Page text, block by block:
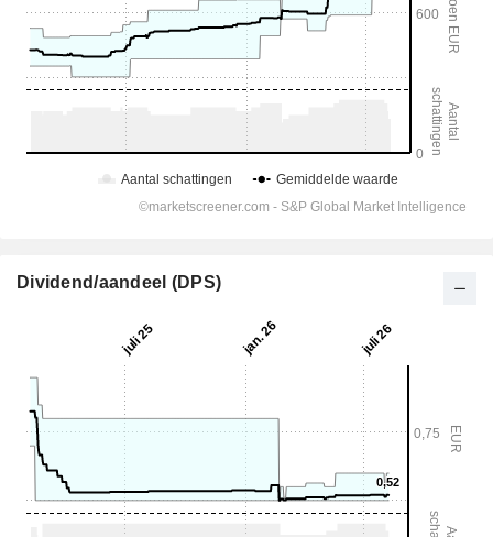
Dividend/aandeel (DPS)